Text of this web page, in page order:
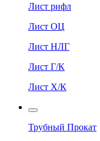
Лист рифл
Лист ОЦ
Лист НЛГ
Лист Г/К
Лист Х/К
Трубный Прокат